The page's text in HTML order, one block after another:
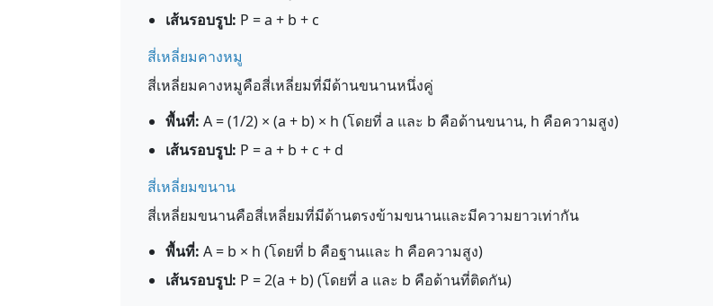
เส้นรอบรูป: P = a + b + c
สี่เหลี่ยมคางหมู
สี่เหลี่ยมคางหมูคือสี่เหลี่ยมที่มีด้านขนานหนึ่งคู่
พื้นที่: A = (1/2) × (a + b) × h (โดยที่ a และ b คือด้านขนาน, h คือความสูง)
เส้นรอบรูป: P = a + b + c + d
สี่เหลี่ยมขนาน
สี่เหลี่ยมขนานคือสี่เหลี่ยมที่มีด้านตรงข้ามขนานและมีความยาวเท่ากัน
พื้นที่: A = b × h (โดยที่ b คือฐานและ h คือความสูง)
เส้นรอบรูป: P = 2(a + b) (โดยที่ a และ b คือด้านที่ติดกัน)